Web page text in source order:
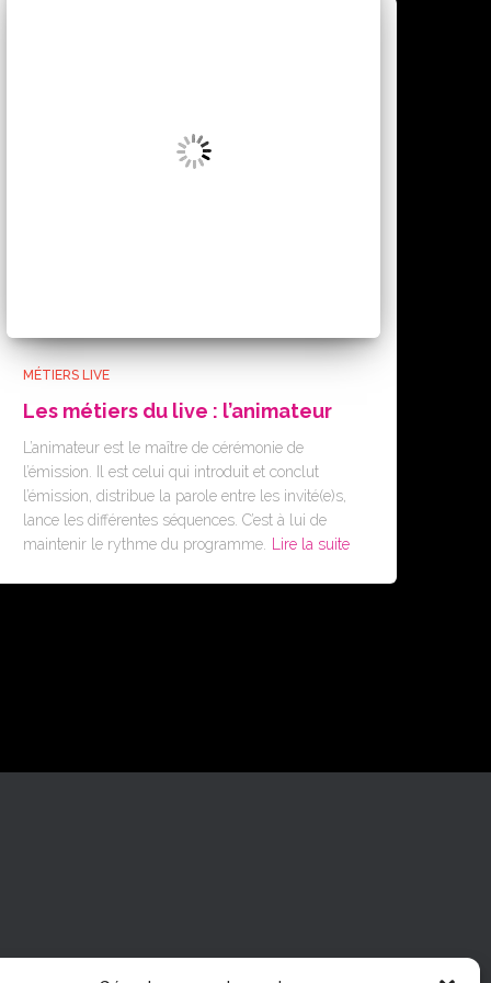
MÉTIERS LIVE
Les métiers du live : l’animateur
L’animateur est le maître de cérémonie de
l’émission. Il est celui qui introduit et conclut
l’émission, distribue la parole entre les invité(e)s,
lance les différentes séquences. C’est à lui de
maintenir le rythme du programme.
Lire la suite